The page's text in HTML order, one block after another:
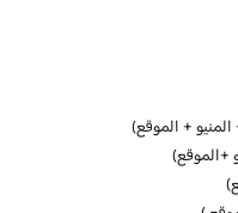
+ الموقع)
+الموقع)